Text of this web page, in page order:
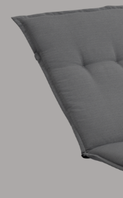
Matgrupper
Café sets
Soffa
Fåtölj